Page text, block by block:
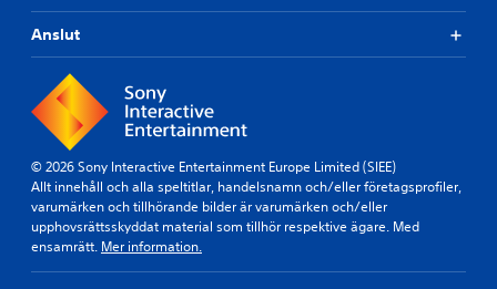
Anslut
© 2026 Sony Interactive Entertainment Europe Limited (SIEE)
Allt innehåll och alla speltitlar, handelsnamn och/eller företagsprofiler,
varumärken och tillhörande bilder är varumärken och/eller
upphovsrättsskyddat material som tillhör respektive ägare. Med
ensamrätt. Mer information.